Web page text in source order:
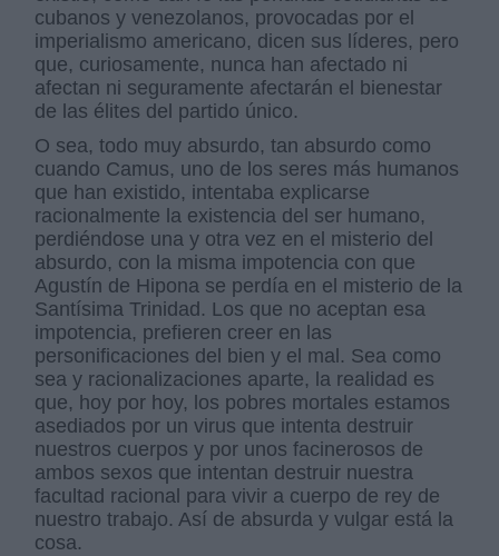
cubanos y venezolanos, provocadas por el
imperialismo americano, dicen sus líderes, pero
que, curiosamente, nunca han afectado ni
afectan ni seguramente afectarán el bienestar
de las élites del partido único.
O sea, todo muy absurdo, tan absurdo como
cuando Camus, uno de los seres más humanos
que han existido, intentaba explicarse
racionalmente la existencia del ser humano,
perdiéndose una y otra vez en el misterio del
absurdo, con la misma impotencia con que
Agustín de Hipona se perdía en el misterio de la
Santísima Trinidad. Los que no aceptan esa
impotencia, prefieren creer en las
personificaciones del bien y el mal. Sea como
sea y racionalizaciones aparte, la realidad es
que, hoy por hoy, los pobres mortales estamos
asediados por un virus que intenta destruir
nuestros cuerpos y por unos facinerosos de
ambos sexos que intentan destruir nuestra
facultad racional para vivir a cuerpo de rey de
nuestro trabajo. Así de absurda y vulgar está la
cosa.